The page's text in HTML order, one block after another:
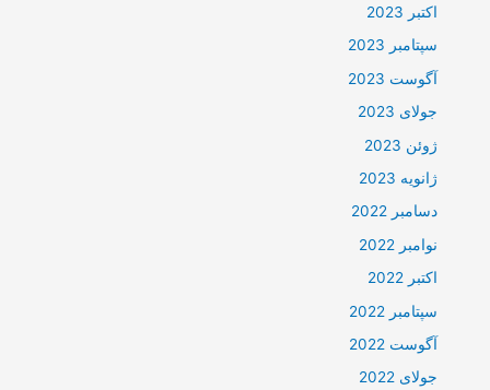
اکتبر 2023
سپتامبر 2023
آگوست 2023
جولای 2023
ژوئن 2023
ژانویه 2023
دسامبر 2022
نوامبر 2022
اکتبر 2022
سپتامبر 2022
آگوست 2022
جولای 2022